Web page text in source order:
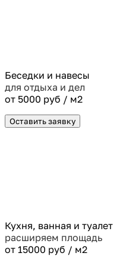
Беседки и навесы
для отдыха и дел
от 5000 руб / м2
Оставить заявку
Кухня, ванная и туалет
расширяем площадь
от 15000 руб / м2